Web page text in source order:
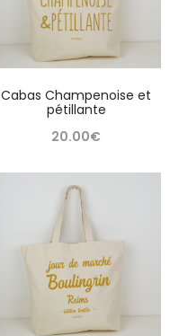
Cabas Champenoise et
pétillante
20.00€